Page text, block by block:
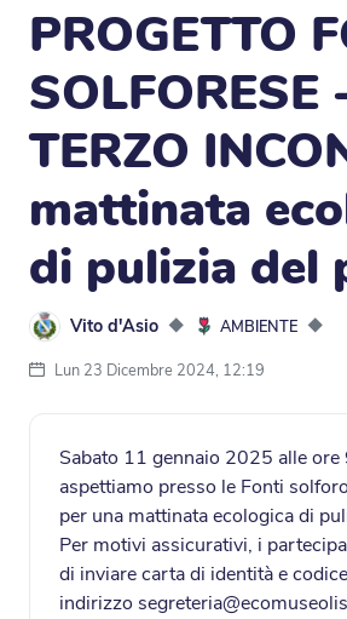
PROGETTO
SOLFORESE
TERZO
mattinata
di pulizia del
Vito d'Asio ◆ AMBIENTE ◆
Lun 23 Dicembre 2024, 12:19
Sabato 11 gennaio 2025 alle
aspettiamo presso le Fonti
per una mattinata ecologica di
Per motivi assicurativi, i
di inviare carta di identità e
indirizzo